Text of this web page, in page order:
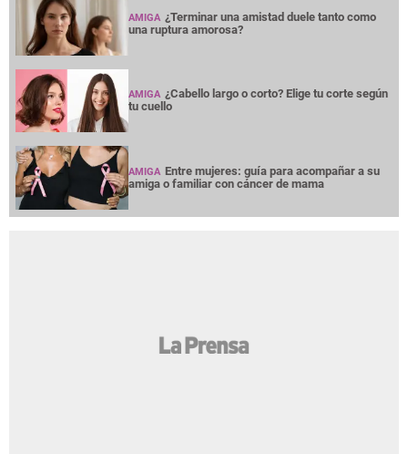
AMIGA ¿Terminar una amistad duele tanto como
una ruptura amorosa?
AMIGA ¿Cabello largo o corto? Elige tu corte según
tu cuello
AMIGA Entre mujeres: guía para acompañar a su
amiga o familiar con cáncer de mama